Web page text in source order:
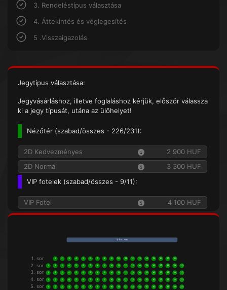
3. Rendeléstípus választása
4. Áttekintés és véglegesítés
5 .Visszaigazolás
Jegytípus választása:
Jegyvásárláshoz, illetve foglaláshoz kérjük, először válassza
ki a jegy típusát, utána az ülőhelyet!
Nézőtér (szabad/összes - 226/231):
2D Kedvezményes
2 900 HUF
2D Normál
3 300 HUF
VIP fotelek (szabad/összes - 9/11):
VIP Fotel 4 100 HUF
V á s z o n
1. sor 1 2 3 4 5 6 7 8 9 10 11 12 13 14 15 16 17 18
2. sor 1 2 3 4 5 6 7 8 9 10 11 12 13 14 15 16 17 18 19 20
3. sor 1 2 3 4 5 6 7 8 9 10 11 12 13 14 15 16 17 18 19 20
4. sor 1 2 3 4 5 6 7 8 9 10 11 12 13 14 15 16 17 18 19 20
5. sor 1 2 3 4 5 6 7 8 9 10 11 12 13 14 15 16 17 18 19 20